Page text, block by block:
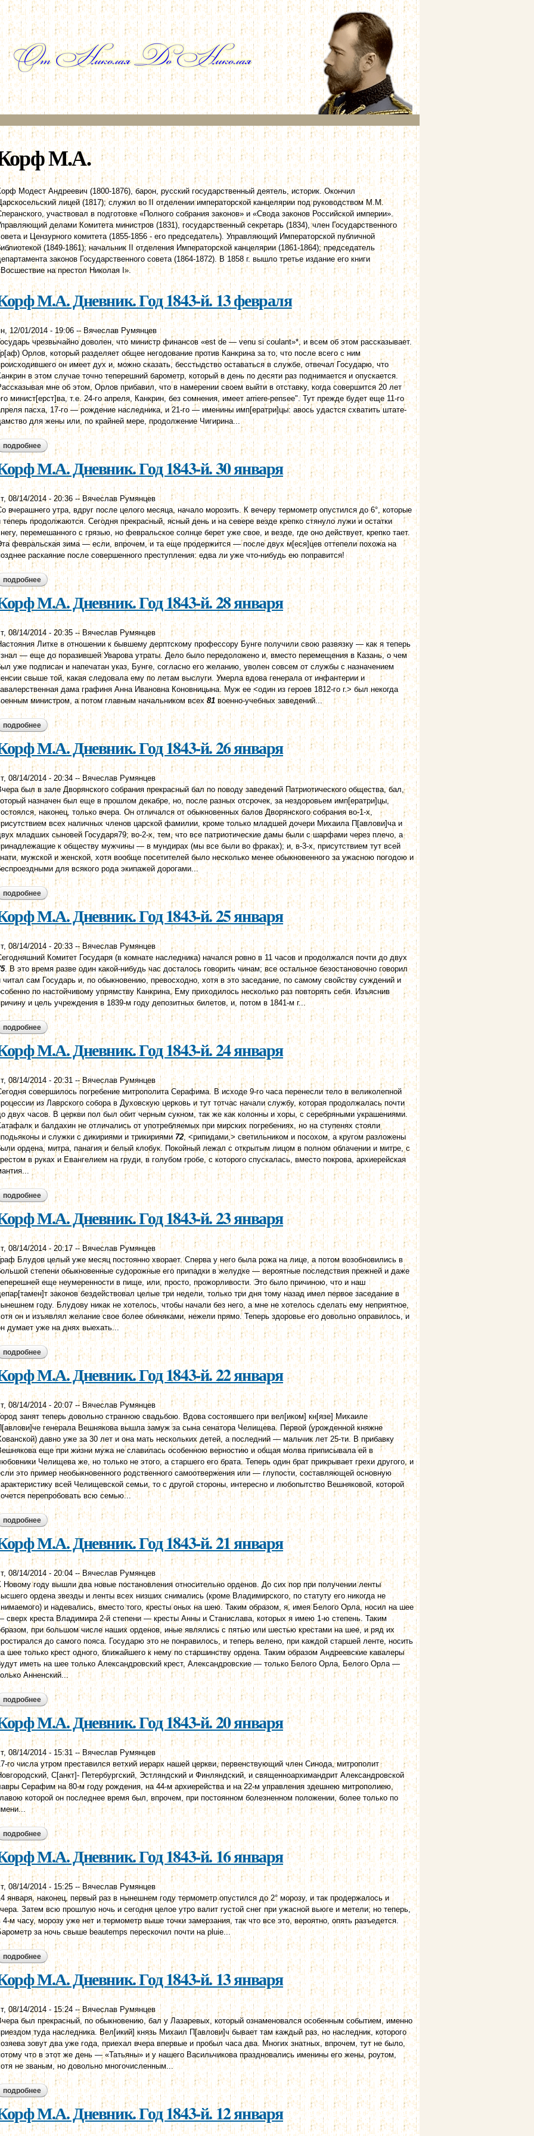
Перейти к
основному
содержанию
М.А.
Модест Андреевич (1800-1876), барон, русский государственный деятель, историк. Окончил
лицей (1817); служил во II отделении императорской канцелярии под руководством М.М.
участвовал в подготовке «Полного собрания законов» и «Свода законов Российской империи».
делами Комитета министров (1831), государственный секретарь (1834), член Государственного
и Цензурного комитета (1855-1856 - его председатель). Управляющий Императорской публичной
(1849-1861); начальник II отделения Императорской канцелярии (1861-1864); председатель
законов Государственного совета (1864-1872). В 1858 г. вышло третье издание его книги
на престол Николая I».
М.А. Дневник. Год 1843-й. 13 февраля
12/01/2014 - 19:06 --Вячеслав Румянцев
чрезвычайно доволен, что министр финансов «est de — venu si coulant»*, и всем об этом рассказывает.
Орлов, который разделяет общее негодование против Канкрина за то, что после всего с ним
он имеет дух и, можно сказать, бесстыдство оставаться в службе, отвечал Государю, что
в этом случае точно теперешний барометр, который в день по десяти раз поднимается и опускается.
мне об этом, Орлов прибавил, что в намерении своем выйти в отставку, когда совершится 20 лет
минист[ерст]ва, т.е. 24-го апреля, Канкрин, без сомнения, имеет arriere-pensee". Тут прежде будет еще 11-го
пасха, 17-го — рождение наследника, и 21-го — именины имп[ератри]цы: авось удастся схватить штате-
для жены или, по крайней мере, продолжение Чигирина...
подробнее о корф м.а. дневник. год 1843-й. 13 февраля
М.А. Дневник. Год 1843-й. 30 января
08/14/2014 - 20:36 --Вячеслав Румянцев
вчерашнего утра, вдруг после целого месяца, начало морозить. К вечеру термометр опустился до 6°, которые
теперь продолжаются. Сегодня прекрасный, ясный день и на севере везде крепко стянуло лужи и остатки
перемешанного с грязью, но февральское солнце берет уже свое, и везде, где оно действует, крепко тает.
февральская зима — если, впрочем, и та еще продержится — после двух м[еся]цев оттепели похожа на
раскаяние после совершенного преступления: едва ли уже что-нибудь ею поправится!
подробнее о корф м.а. дневник. год 1843-й. 30 января
М.А. Дневник. Год 1843-й. 28 января
08/14/2014 - 20:35 --Вячеслав Румянцев
Литке в отношении к бывшему дерптскому профессору Бунге получили свою развязку — как я теперь
— еще до поразившей Уварова утраты. Дело было передоложено и, вместо перемещения в Казань, о чем
уже подписан и напечатан указ, Бунге, согласно его желанию, уволен совсем от службы с назначением
свыше той, какая следовала ему по летам выслуги. Умерла вдова генерала от инфантерии и
дама графиня Анна Ивановна Коновницына. Муж ее <один из героев 1812-го г.> был некогда
министром, а потом главным начальником всех81 военно-учебных заведений...
подробнее о корф м.а. дневник. год 1843-й. 28 января
М.А. Дневник. Год 1843-й. 26 января
08/14/2014 - 20:34--Вячеслав Румянцев
был в зале Дворянского собрания прекрасный бал по поводу заведений Патриотического общества, бал,
назначен был еще в прошлом декабре, но, после разных отсрочек, за нездоровьем имп[ератри]цы,
наконец, только вчера. Он отличался от обыкновенных балов Дворянского собрания во-1-х,
всех наличных членов царской фамилии, кроме только младшей дочери Михаила П[авлови]ча и
младших сыновей Государя79; во-2-х, тем, что все патриотические дамы были с шарфами через плечо, а
к обществу мужчины — в мундирах (мы все были во фраках); и, в-3-х, присутствием тут всей
мужской и женской, хотя вообще посетителей было несколько менее обыкновенного за ужасною погодою и
для всякого рода экипажей дорогами...
подробнее о корф м.а. дневник. год 1843-й. 26 января
М.А. Дневник. Год 1843-й. 25 января
08/14/2014 - 20:33--Вячеслав Румянцев
Комитет Государя (в комнате наследника) начался ровно в 11 часов и продолжался почти до двух
. В это время разве один какой-нибудь час досталось говорить чинам; все остальное безостановочно говорил
читал сам Государь и, по обыкновению, превосходно, хотя в это заседание, по самому свойству суждений и
по настойчивому упрямству Канкрина, Ему приходилось несколько раз повторять себя. Изъяснив
и цель учреждения в 1839-м году депозитных билетов, и, потом в 1841-м г...
подробнее о корф м.а. дневник. год 1843-й. 25 января
М.А. Дневник. Год 1843-й. 24 января
08/14/2014 - 20:31--Вячеслав Румянцев
совершилось погребение митрополита Серафима. В исходе 9-го часа перенесли тело в великолепной
из Лаврского собора в Духовскую церковь и тут тотчас начали службу, которая продолжалась почти
двух часов. В церкви пол был обит черным сукном, так же как колонны и хоры, с серебряными украшениями.
и балдахин не отличались от употребляемых при мирских погребениях, но на ступенях стояли
и служки с дикириями и трикириями 72, <рипидами,> светильником и посохом, а кругом разложены
ордена, митра, панагия и белый клобук. Покойный лежал с открытым лицом в полном облачении и митре, с
в руках и Евангелием на груди, в голубом гробе, с которого спускалась, вместо покрова, архиерейская
подробнее о корф м.а. дневник. год 1843-й. 24 января
М.А. Дневник. Год 1843-й. 23 января
08/14/2014 - 20:17 --Вячеслав Румянцев
Блудов целый уже месяц постоянно хворает. Сперва у него была рожа на лице, а потом возобновились в
степени обыкновенные судорожные его припадки в желудке — вероятные последствия прежней и даже
еще неумеренности в пище, или, просто, прожорливости. Это было причиною, что и наш
законов бездействовал целые три недели, только три дня тому назад имел первое заседание в
году. Блудову никак не хотелось, чтобы начали без него, а мне не хотелось сделать ему неприятное,
он и изъявлял желание свое более обиняками, нежели прямо. Теперь здоровье его довольно оправилось, и
думает уже на днях выехать...
подробнее о корф м.а. дневник. год 1843-й. 23 января
М.А. Дневник. Год 1843-й. 22 января
08/14/2014 - 20:07 --Вячеслав Румянцев
занят теперь довольно странною свадьбою. Вдова состоявшего при вел[иком] кн[язе] Михаиле
генерала Вешнякова вышла замуж за сына сенатора Челищева. Первой (урожденной княжне
давно уже за 30 лет и она мать нескольких детей, а последний — мальчик лет 25-ти. В прибавку
еще при жизни мужа не славилась особенною верностию и общая молва приписывала ей в
Челищева же, но только не этого, а старшего его брата. Теперь один брат прикрывает грехи другого, и
это пример необыкновенного родственного самоотвержения или — глупости, составляющей основную
всей Челищевской семьи, то с другой стороны, интересно и любопытство Вешняковой, которой
перепробовать всю семью...
подробнее о корф м.а. дневник. год 1843-й. 22 января
М.А. Дневник. Год 1843-й. 21 января
08/14/2014 - 20:04--Вячеслав Румянцев
Новому году вышли два новые постановления относительно орденов. До сих пор при получении ленты
ордена звезды и ленты всех низших снимались (кроме Владимирского, по статуту его никогда не
и надевались, вместо того, кресты оных на шею. Таким образом, я, имея Белого Орла, носил на шее
сверх креста Владимира 2-й степени — кресты Анны и Станислава, которых я имею 1-ю степень. Таким
при большом числе наших орденов, иные являлись с пятью или шестью крестами на шее, и ряд их
до самого пояса. Государю это не понравилось, и теперь велено, при каждой старшей ленте, носить
шее только крест одного, ближайшего к нему по старшинству ордена. Таким образом Андреевские кавалеры
иметь на шее только Александровский крест, Александровские — только Белого Орла, Белого Орла —
Анненский...
подробнее о корф м.а. дневник. год 1843-й. 21 января
М.А. Дневник. Год 1843-й. 20 января
08/14/2014 - 15:31--Вячеслав Румянцев
го числа утром преставился ветхий иерарх нашей церкви, первенствующий член Синода, митрополит
С[анкт]- Петербургский, Эстляндский и Финляндский, и священноархимандрит Александровской
Серафим на 80-м году рождения, на 44-м архиерейства и на 22-м управления здешнею митрополиею,
которой он последнее время был, впрочем, при постоянном болезненном положении, более только по
подробнее о корф м.а. дневник. год 1843-й. 20 января
М.А. Дневник. Год 1843-й. 16 января
08/14/2014 - 15:25--Вячеслав Румянцев
января, наконец, первый раз в нынешнем году термометр опустился до 2° морозу, и так продержалось и
Затем всю прошлую ночь и сегодня целое утро валит густой снег при ужасной вьюге и метели; но теперь,
4-м часу, морозу уже нет и термометр выше точки замерзания, так что все это, вероятно, опять разъедется.
за ночь свыше beautemps перескочил почти на pluie...
подробнее о корф м.а. дневник. год 1843-й. 16 января
М.А. Дневник. Год 1843-й. 13 января
08/14/2014 - 15:24--Вячеслав Румянцев
был прекрасный, по обыкновению, бал у Лазаревых, который ознаменовался особенным событием, именно
туда наследника. Вел[икий] князь Михаил П[авлови]ч бывает там каждый раз, но наследник, которого
зовут два уже года, приехал вчера впервые и пробыл часа два. Многих знатных, впрочем, тут не было,
что в этот же день — «Татьяны» и у нашего Васильчикова праздновались именины его жены, роутом,
не званым, но довольно многочисленным...
подробнее о корф м.а. дневник. год 1843-й. 13 января
М.А. Дневник. Год 1843-й. 12 января